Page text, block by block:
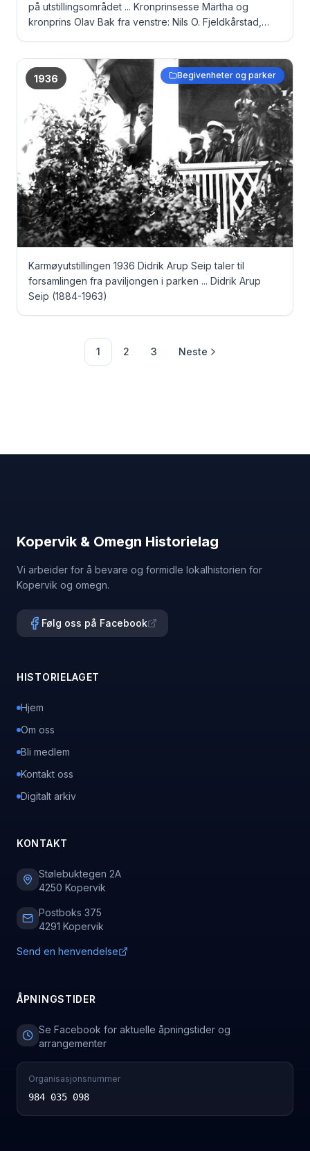
på utstillingsområdet ... Kronprinsesse Märtha og
kronprins Olav Bak fra venstre: Nils O. Fjeldkårstad,
1936 Begivenheter og parker
Karmøyutstillingen 1936 Didrik Arup Seip taler til
forsamlingen fra paviljongen i parken ... Didrik Arup
Seip (1884-1963)
1 2 3 Neste
Kopervik & Omegn Historielag
Vi arbeider for å bevare og formidle lokalhistorien for
Kopervik og omegn.
Følg oss på Facebook
HISTORIELAGET
Hjem
Om oss
Bli medlem
Kontakt oss
Digitalt arkiv
KONTAKT
Stølebuktegen 2A
4250 Kopervik
Postboks 375
4291 Kopervik
Send en henvendelse
ÅPNINGSTIDER
Se Facebook for aktuelle åpningstider og
arrangementer
Organisasjonsnummer
984 035 098